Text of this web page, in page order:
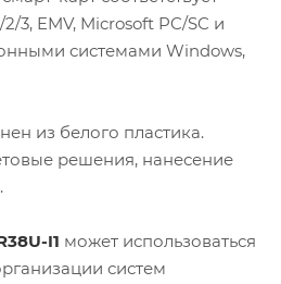
3, EMV, Microsoft PC/SC и
системами Windows,
из белого пластика.
решения, нанесение
I1 может использоваться
систем